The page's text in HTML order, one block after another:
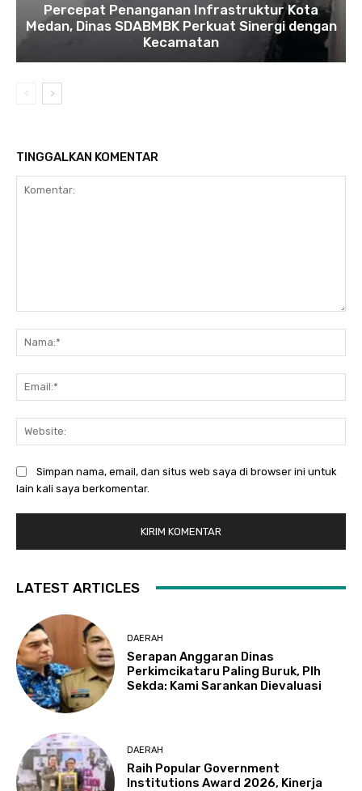
Percepat Penanganan Infrastruktur Kota
Medan, Dinas SDABMBK Perkuat Sinergi dengan
Kecamatan
TINGGALKAN KOMENTAR
Simpan nama, email, dan situs web saya di browser ini untuk
lain kali saya berkomentar.
LATEST ARTICLES
DAERAH
Serapan Anggaran Dinas
Perkimcikataru Paling Buruk, Plh
Sekda: Kami Sarankan Dievaluasi
DAERAH
Raih Popular Government
Institutions Award 2026, Kinerja